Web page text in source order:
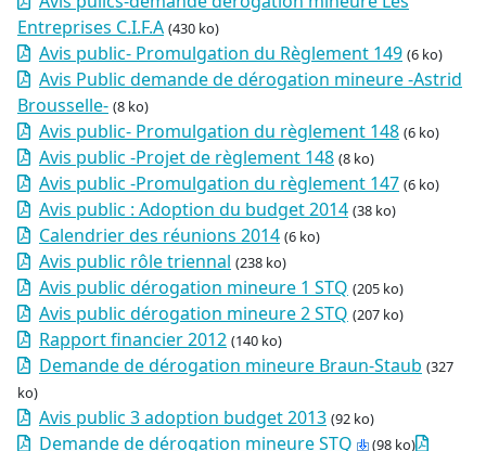
Entreprises C.I.F.A (430 ko)
Avis public- Promulgation du Règlement 149 (6 ko)
Avis Public demande de dérogation mineure -Astrid
Brousselle- (8 ko)
Avis public- Promulgation du règlement 148 (6 ko)
Avis public -Projet de règlement 148 (8 ko)
Avis public -Promulgation du règlement 147 (6 ko)
Avis public : Adoption du budget 2014 (38 ko)
Calendrier des réunions 2014 (6 ko)
Avis public rôle triennal (238 ko)
Avis public dérogation mineure 1 STQ (205 ko)
Avis public dérogation mineure 2 STQ (207 ko)
Rapport financier 2012 (140 ko)
Demande de dérogation mineure Braun-Staub (327
ko)
Avis public 3 adoption budget 2013 (92 ko)
Demande de dérogation mineure STQ (98 ko)